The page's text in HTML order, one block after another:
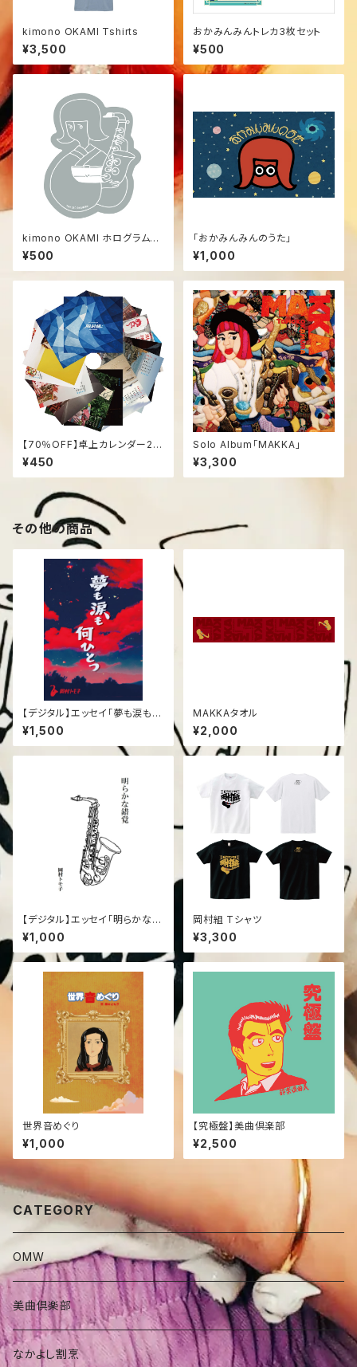
kimono OKAMI Tshirts
¥3,500
おかみんみんトレカ3枚セット
¥500
kimono OKAMI ホログラムス
テッカー
¥500
「おかみんみんのうた」
¥1,000
【70％OFF】卓上カレンダー20
26（3月始まり）
¥450
Solo Album「MAKKA」
¥3,300
その他の商品
【デジタル】エッセイ「夢も涙も何
ひとつ」
¥1,500
MAKKAタオル
¥2,000
【デジタル】エッセイ「明らかな錯
覚」
¥1,000
岡村組 Tシャツ
¥3,300
世界音めぐり
¥1,000
【究極盤】美曲倶楽部
¥2,500
CATEGORY
OMW
美曲倶楽部
なかよし割烹